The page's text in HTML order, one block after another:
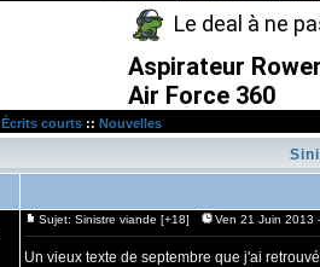
Le deal à ne
Aspirateur
Air Force 360
Écrits courts :: Nouvelles
Sujet: Sinistre viande [+18] Ven 21 Juin 2013
Un vieux texte de septembre que j'ai